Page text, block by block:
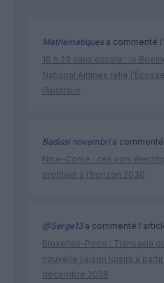
Mathématiquesa commenté
19 h 23 sans escale : le
National Airlines relie
l’Australie
Badissi novembria
Nice–Corse : ces vols
profilent à l’horizon 2030
@Serge13a commenté
Bruxelles–Porto : Transavia
nouvelle liaison loisirs à
décembre 2026